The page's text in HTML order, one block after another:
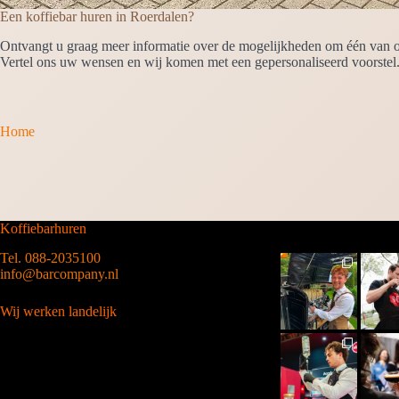
Een koffiebar huren in Roerdalen?
Ontvangt u graag meer informatie over de mogelijkheden om één
Vertel ons uw wensen en wij komen met een gepersonaliseerd voorstel.
Home
Koffiebarhuren
Tel. 088-2035100
info@barcompany.nl
Wij werken landelijk